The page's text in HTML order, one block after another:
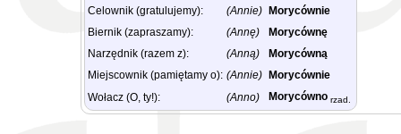
Celownik (gratulujemy):
(Annie)
Morycównie
Biernik (zapraszamy):
(Annę)
Morycównę
Narzędnik (razem z):
(Anną)
Morycówną
Miejscownik (pamiętamy o): (Annie)
Morycównie
Wołacz (O, ty!):
(Anno) Morycówno rzad.